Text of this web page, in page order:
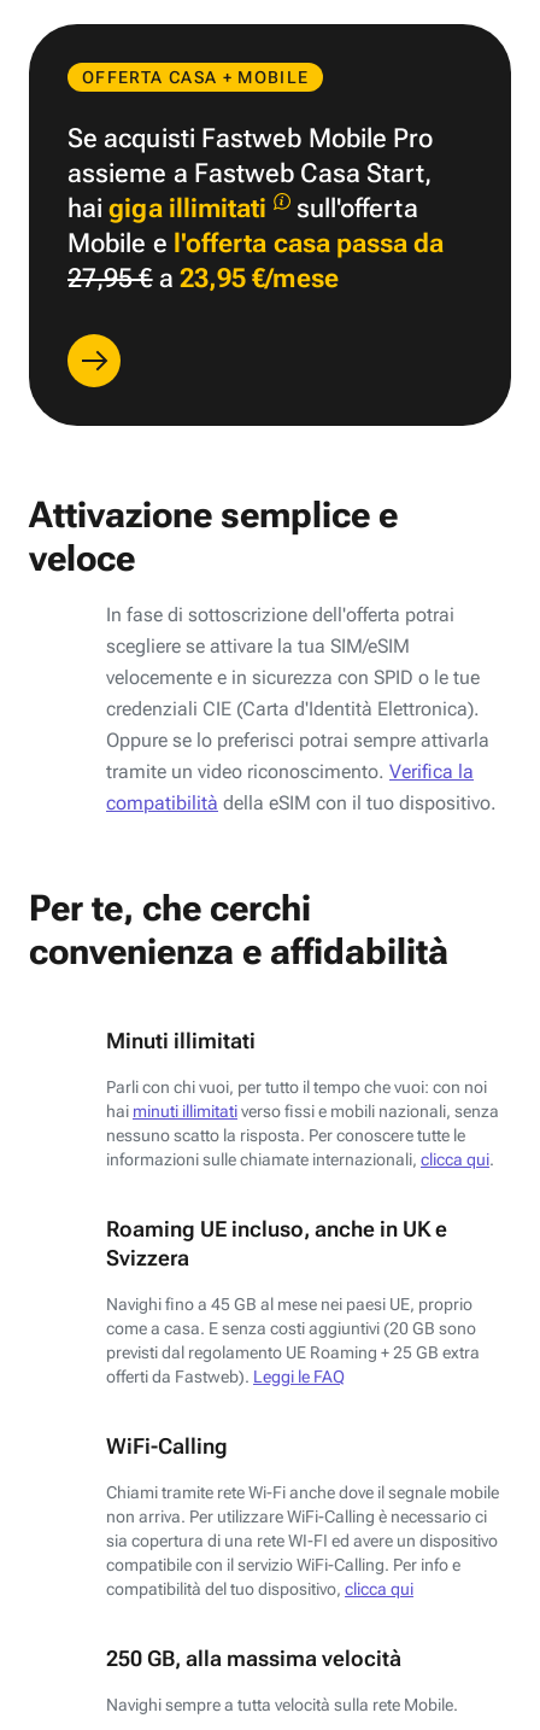
OFFERTA CASA + MOBILE
Se acquisti Fastweb Mobile Pro
assieme a Fastweb Casa Start,
haigiga illimitati
sull'offerta
Mobile e l'offerta casa passa da
27,95 €a 23,95 €/mese
Attivazione semplice e
veloce
In fase di sottoscrizione dell'offerta potrai
scegliere se attivare la tua SIM/eSIM
velocemente e in sicurezza con SPID o le tue
credenziali CIE (Carta d'Identità Elettronica).
Oppure se lo preferisci potrai sempre attivarla
tramite un video riconoscimento. Verifica la
compatibilità della eSIM con il tuo dispositivo.
Per te, che cerchi
convenienza e affidabilità
Minuti illimitati
Parli con chi vuoi, per tutto il tempo che vuoi: con noi
hai minuti illimitativerso fissi e mobili nazionali, senza
nessuno scatto la risposta. Per conoscere tutte le
informazioni sulle chiamate internazionali, clicca qui.
Roaming UE incluso, anche in UK e
Svizzera
Navighi fino a 45 GB al mese nei paesi UE, proprio
come a casa. E senza costi aggiuntivi (20 GB sono
previsti dal regolamento UE Roaming + 25 GB extra
offerti da Fastweb). Leggi le FAQ
WiFi-Calling
Chiami tramite rete Wi-Fi anche dove il segnale mobile
non arriva. Per utilizzare WiFi-Calling è necessario ci
sia copertura di una rete WI-FI ed avere un dispositivo
compatibile con il servizio WiFi-Calling. Per info e
compatibilità del tuo dispositivo, clicca qui
250 GB, alla massima velocità
Navighi sempre a tutta velocità sulla rete Mobile.